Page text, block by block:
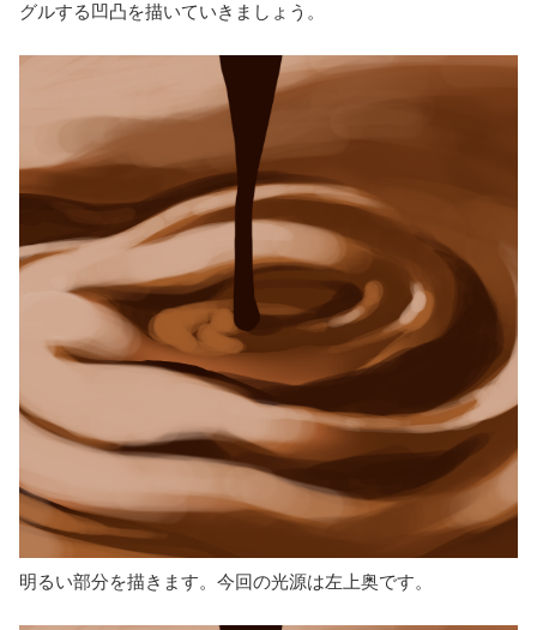
グルする凹凸を描いていきましょう。
明るい部分を描きます。今回の光源は左上奥です。